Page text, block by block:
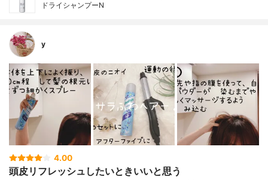
ドライシャンプーN
y
4.00
頭皮リフレッシュしたいときいいと思う